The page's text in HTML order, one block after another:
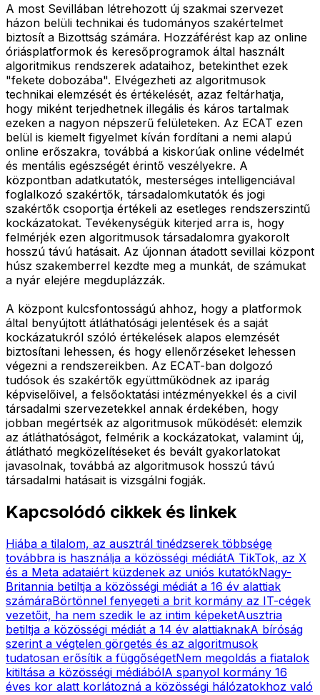
A most Sevillában létrehozott új szakmai szervezet
házon belüli technikai és tudományos szakértelmet
biztosít a Bizottság számára. Hozzáférést kap az online
óriásplatformok és keresőprogramok által használt
algoritmikus rendszerek adataihoz, betekinthet ezek
"fekete dobozába". Elvégezheti az algoritmusok
technikai elemzését és értékelését, azaz feltárhatja,
hogy miként terjedhetnek illegális és káros tartalmak
ezeken a nagyon népszerű felületeken. Az ECAT ezen
belül is kiemelt figyelmet kíván fordítani a nemi alapú
online erőszakra, továbbá a kiskorúak online védelmét
és mentális egészségét érintő veszélyekre. A
központban adatkutatók, mesterséges intelligenciával
foglalkozó szakértők, társadalomkutatók és jogi
szakértők csoportja értékeli az esetleges rendszerszintű
kockázatokat. Tevékenységük kiterjed arra is, hogy
felmérjék ezen algoritmusok társadalomra gyakorolt
hosszú távú hatásait. Az újonnan átadott sevillai központ
húsz szakemberrel kezdte meg a munkát, de számukat
a nyár elejére megduplázzák.
A központ kulcsfontosságú ahhoz, hogy a platformok
által benyújtott átláthatósági jelentések és a saját
kockázatukról szóló értékelések alapos elemzését
biztosítani lehessen, és hogy ellenőrzéseket lehessen
végezni a rendszereikben. Az ECAT-ban dolgozó
tudósok és szakértők együttműködnek az iparág
képviselőivel, a felsőoktatási intézményekkel és a civil
társadalmi szervezetekkel annak érdekében, hogy
jobban megértsék az algoritmusok működését: elemzik
az átláthatóságot, felmérik a kockázatokat, valamint új,
átlátható megközelítéseket és bevált gyakorlatokat
javasolnak, továbbá az algoritmusok hosszú távú
társadalmi hatásait is vizsgálni fogják.
Kapcsolódó cikkek és linkek
Hiába a tilalom, az ausztrál tinédzserek többsége
továbbra is használja a közösségi médiátA TikTok, az X
és a Meta adataiért küzdenek az uniós kutatókNagy-
Britannia betiltja a közösségi médiát a 16 év alattiak
számáraBörtönnel fenyegeti a brit kormány az IT-cégek
vezetőit, ha nem szedik le az intim képeketAusztria
betiltja a közösségi médiát a 14 év alattiaknakA bíróság
szerint a végtelen görgetés és az algoritmusok
tudatosan erősítik a függőségetNem megoldás a fiatalok
kitiltása a közösségi médiábólA spanyol kormány 16
éves kor alatt korlátozná a közösségi hálózatokhoz való